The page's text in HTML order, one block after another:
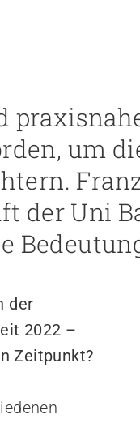
um
der Uni
der
2022 –
Zeitpunkt?